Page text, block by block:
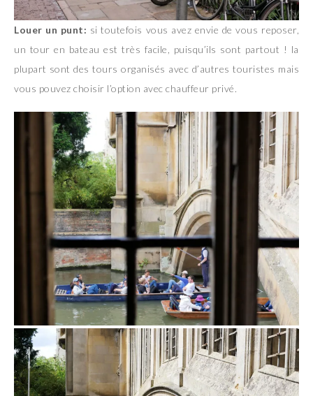
Louer un punt: si toutefois vous avez envie de vous reposer,
un tour en bateau est très facile, puisqu’ils sont partout ! la
plupart sont des tours organisés avec d’autres touristes mais
vous pouvez choisir l’option avec chauffeur privé.